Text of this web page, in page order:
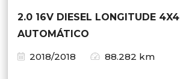
2.0 16V DIESEL LONGITUDE 4X4
AUTOMÁTICO
2018/2018
88.282 km